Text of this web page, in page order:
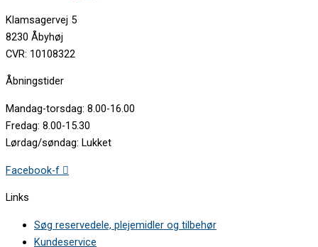
Whirlpool WV1670A+NFW854982696000 •
Whirlpool WV1670NFW854982596000 •
Whirlpool WV1674A+W854981696020 •
Whirlpool WV1843A+NFW854982861030 •
Whirlpool WV1843A+NFW854982890010 •
Whirlpool WV1843A+NFW854982890020 •
Whirlpool WV1844A+NFW854982843000 •
Whirlpool WV1844A+NFW854982896020 •
Whirlpool WV1844A+W854981801040 •
Whirlpool WV1844A+W854981801041 •
Whirlpool WV1870NFW854982796000 •
Whirlpool WVF269854983965000 •
Whirlpool WVF309854984065000 •
Klamsagervej 5
8230 Åbyhøj
CVR: 10108322
Åbningstider
Mandag-torsdag: 8.00-16.00
Fredag: 8.00-15.30
Lørdag/søndag: Lukket
Facebook-f
Links
Søg reservedele, plejemidler og tilbehør
Kundeservice